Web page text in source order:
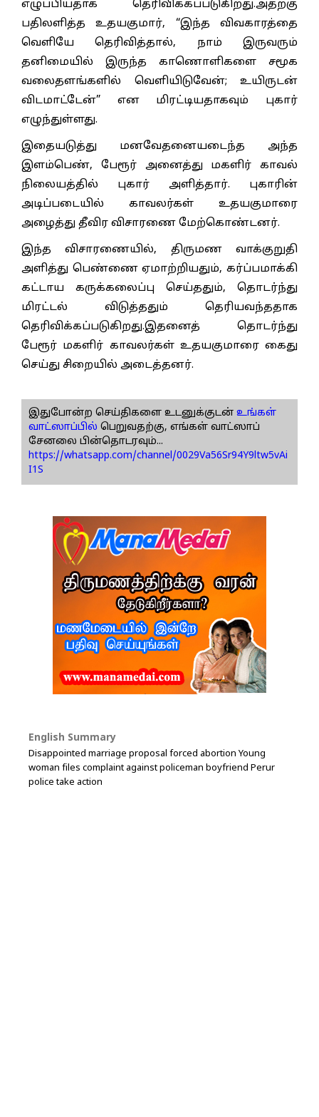
எழுப்பியதாக தெரிவிக்கப்படுகிறது.அதற்கு
பதிலளித்த உதயகுமார், “இந்த விவகாரத்தை
வெளியே தெரிவித்தால், நாம் இருவரும்
தனிமையில் இருந்த காணொளிகளை சமூக
வலைதளங்களில் வெளியிடுவேன்; உயிருடன்
விடமாட்டேன்” என மிரட்டியதாகவும் புகார்
எழுந்துள்ளது.
இதையடுத்து மனவேதனையடைந்த அந்த
இளம்பெண், பேரூர் அனைத்து மகளிர் காவல்
நிலையத்தில் புகார் அளித்தார். புகாரின்
அடிப்படையில் காவலர்கள் உதயகுமாரை
அழைத்து தீவிர விசாரணை மேற்கொண்டனர்.
இந்த விசாரணையில், திருமண வாக்குறுதி
அளித்து பெண்ணை ஏமாற்றியதும், கர்ப்பமாக்கி
கட்டாய கருக்கலைப்பு செய்ததும், தொடர்ந்து
மிரட்டல் விடுத்ததும் தெரியவந்ததாக
தெரிவிக்கப்படுகிறது.இதனைத் தொடர்ந்து
பேரூர் மகளிர் காவலர்கள் உதயகுமாரை கைது
செய்து சிறையில் அடைத்தனர்.
இதுபோன்ற செய்திகளை உடனுக்குடன் உங்கள்
வாட்ஸாப்பில் பெறுவதற்கு, எங்கள் வாட்ஸாப்
சேனலை பின்தொடரவும்...
https://whatsapp.com/channel/0029Va56Sr94Y9ltw5vAi
I1S
English Summary
Disappointed marriage proposal forced abortion Young
woman files complaint against policeman boyfriend Perur
police take action